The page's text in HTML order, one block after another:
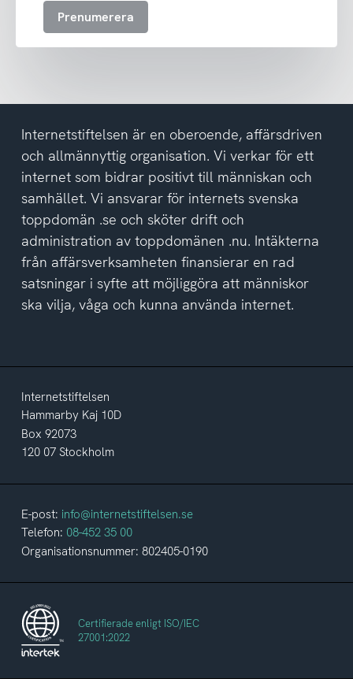
att
del
av
integritetspolicyn
Prenumerera
Internetstiftelsen är en oberoende, affärsdriven
och allmännyttig organisation. Vi verkar för ett
internet som bidrar positivt till människan och
samhället. Vi ansvarar för internets svenska
toppdomän .se och sköter drift och
administration av toppdomänen .nu. Intäkterna
från affärsverksamheten finansierar en rad
satsningar i syfte att möjliggöra att människor
ska vilja, våga och kunna använda internet.
Internetstiftelsen
Hammarby Kaj 10D
Box 92073
120 07 Stockholm
E-post: info@internetstiftelsen.se
Telefon: 08-452 35 00
Organisationsnummer: 802405-0190
Certifierade enligt ISO/IEC
27001:2022